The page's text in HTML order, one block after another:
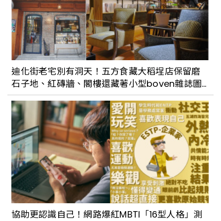
迪化街老宅別有洞天！五方食藏大稻埕店保留磨
石子地、紅磚牆、閣樓還藏著小型boven雜誌圖
書館
協助更認識自己！網路爆紅MBTI「16型人格」測